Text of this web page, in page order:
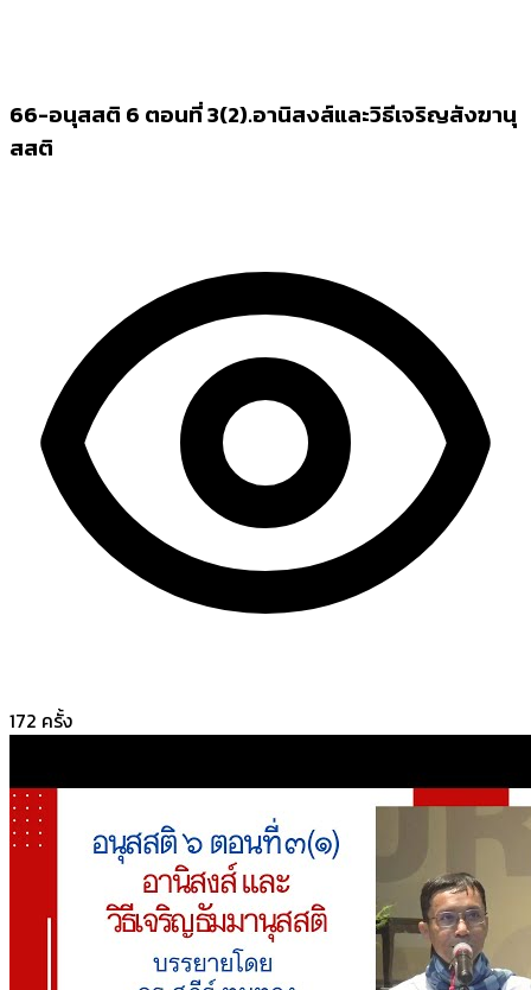
66-อนุสสติ 6 ตอนที่ 3(2).อานิสงส์และวิธีเจริญสังฆานุ
สสติ
172 ครั้ง